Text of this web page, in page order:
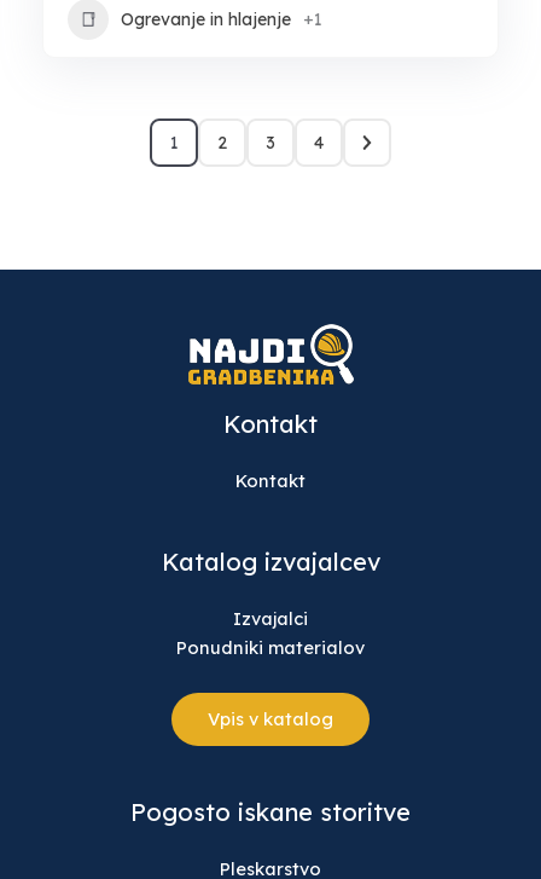
Ogrevanje in hlajenje +1
1 2 3 4
Kontakt
Kontakt
Katalog izvajalcev
Izvajalci
Ponudniki materialov
Vpis v katalog
Pogosto iskane storitve
Pleskarstvo